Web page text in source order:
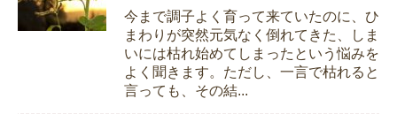
今まで調子よく育って来ていたのに、ひ
まわりが突然元気なく倒れてきた、しま
いには枯れ始めてしまったという悩みを
よく聞きます。ただし、一言で枯れると
言っても、その結...